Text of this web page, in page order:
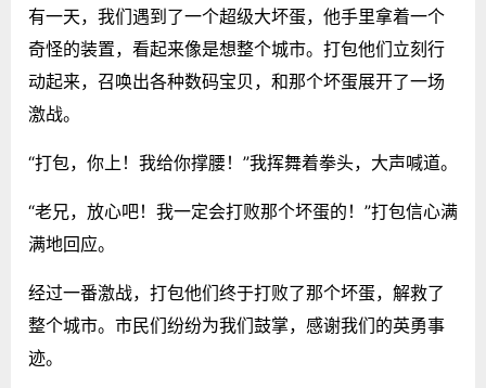
有一天，我们遇到了一个超级大坏蛋，他手里拿着一个
奇怪的装置，看起来像是想整个城市。打包他们立刻行
动起来，召唤出各种数码宝贝，和那个坏蛋展开了一场
激战。
“打包，你上！我给你撑腰！”我挥舞着拳头，大声喊道。
“老兄，放心吧！我一定会打败那个坏蛋的！”打包信心满
满地回应。
经过一番激战，打包他们终于打败了那个坏蛋，解救了
整个城市。市民们纷纷为我们鼓掌，感谢我们的英勇事
迹。